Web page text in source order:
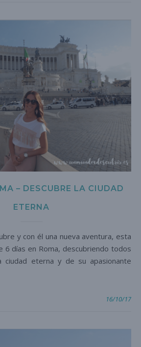
– DESCUBRE LA CIUDAD
ETERNA
6 días en Roma, descubriendo todos
ciudad eterna y de su apasionante
16/10/17